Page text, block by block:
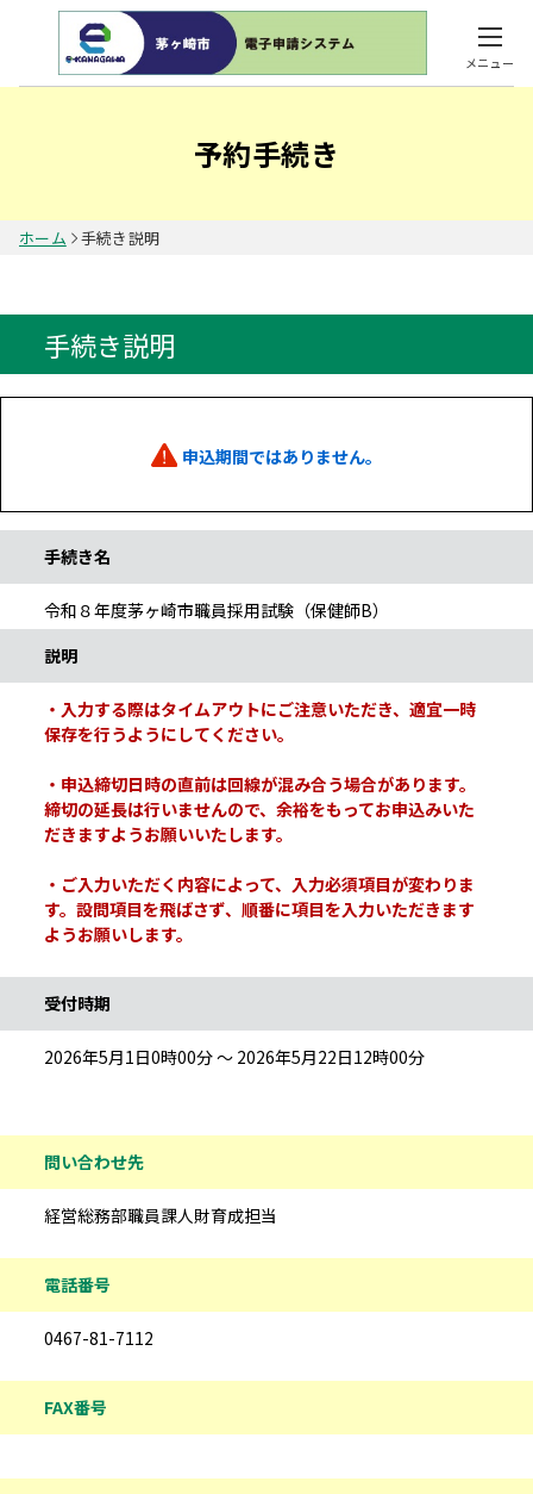
メニュー
予約手続き
ホーム 手続き説明
手続き説明
申込期間ではありません。
手続き名
令和８年度茅ヶ崎市職員採用試験（保健師B）
説明
・入力する際はタイムアウトにご注意いただき、適宜一時
保存を行うようにしてください。
・申込締切日時の直前は回線が混み合う場合があります。
締切の延長は行いませんので、余裕をもってお申込みいた
だきますようお願いいたします。
・ご入力いただく内容によって、入力必須項目が変わりま
す。設問項目を飛ばさず、順番に項目を入力いただきます
ようお願いします。
受付時期
2026年5月1日0時00分 ～ 2026年5月22日12時00分
問い合わせ先
経営総務部職員課人財育成担当
電話番号
0467-81-7112
FAX番号